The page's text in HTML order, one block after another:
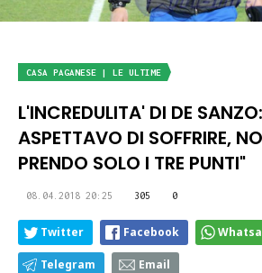
CASA PAGANESE | LE ULTIME
L'INCREDULITA' DI DE
ASPETTAVO DI SOFFRIRE,
PRENDO SOLO I TRE PUNTI"
08.04.2018 20:25 305 0
Twitter Facebook
Telegram Email